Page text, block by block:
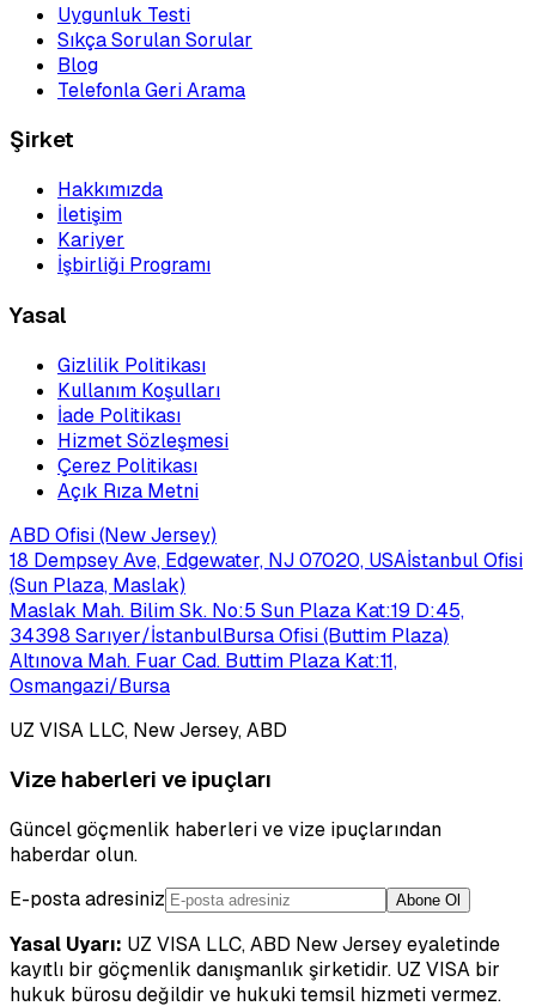
Uygunluk Testi
Sıkça Sorulan Sorular
Blog
Telefonla Geri Arama
Şirket
Hakkımızda
İletişim
Kariyer
İşbirliği Programı
Yasal
Gizlilik Politikası
Kullanım Koşulları
İade Politikası
Hizmet Sözleşmesi
Çerez Politikası
Açık Rıza Metni
ABD Ofisi (New Jersey)
18 Dempsey Ave, Edgewater, NJ 07020, USAİstanbul Ofisi
(Sun Plaza, Maslak)
Maslak Mah. Bilim Sk. No:5 Sun Plaza Kat:19 D:45,
34398 Sarıyer/İstanbulBursa Ofisi (Buttim Plaza)
Altınova Mah. Fuar Cad. Buttim Plaza Kat:11,
Osmangazi/Bursa
UZ VISA LLC, New Jersey, ABD
Vize haberleri ve ipuçları
Güncel göçmenlik haberleri ve vize ipuçlarından
haberdar olun.
E-posta adresiniz
Abone Ol
Yasal Uyarı: UZ VISA LLC, ABD New Jersey eyaletinde
kayıtlı bir göçmenlik danışmanlık şirketidir. UZ VISA bir
hukuk bürosu değildir ve hukuki temsil hizmeti vermez.